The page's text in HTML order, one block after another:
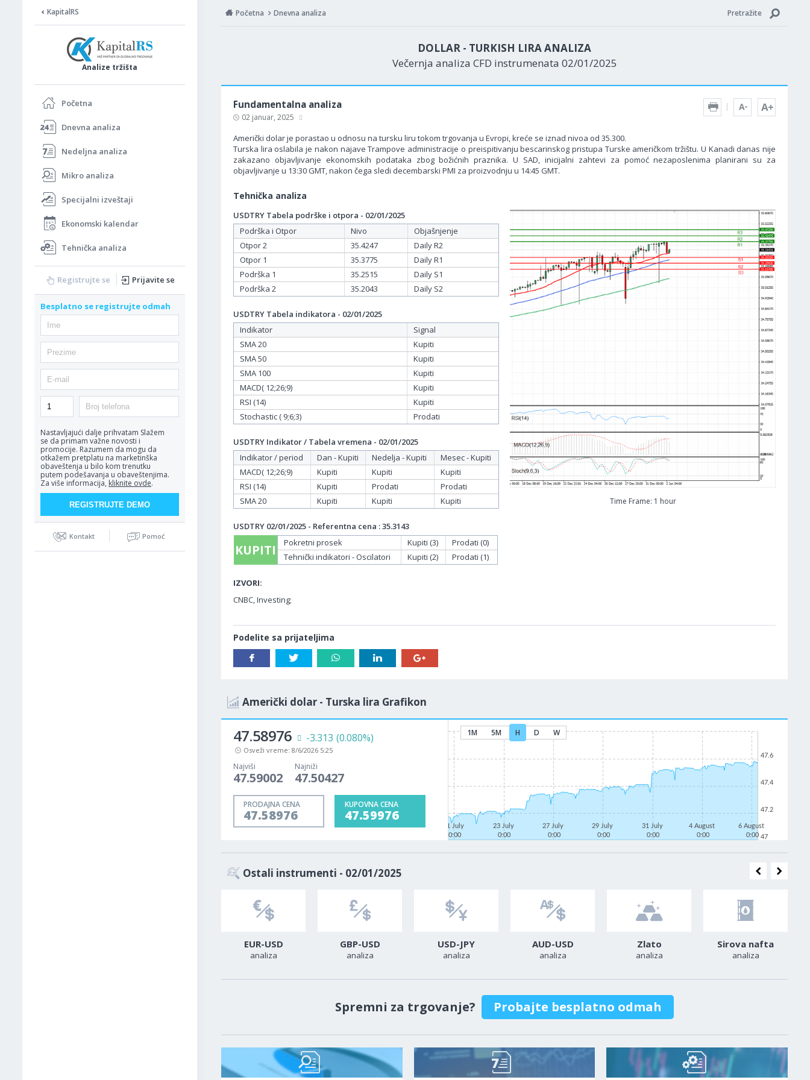
KapitalRS
Analize tržišta
Početna
Dnevna analiza
Nedeljna analiza
Mikro analiza
Specijalni izveštaji
Ekonomski kalendar
Tehnička analiza
Registrujte se Prijavite se
Besplatno se registrujte odmah
Nastavljajući dalje prihvatam Slažem
se da primam važne novosti i
promocije. Razumem da mogu da
otkažem pretplatu na marketinška
obaveštenja u bilo kom trenutku
putem podešavanja u obaveštenjima.
Za više informacija, kliknite ovde.
Kontakt Pomoć
Početna Dnevna analiza Pretražite
DOLLAR - TURKISH LIRA ANALIZA
Večernja analiza CFD instrumenata 02/01/2025
Fundamentalna analiza
02 januar, 2025
Američki dolar je porastao u odnosu na tursku liru tokom trgovanja u Evropi, kreće se iznad nivoa od 35.300.
Turska lira oslabila je nakon najave Trampove administracije o preispitivanju bescarinskog pristupa Turske američkom tržištu. U Kanadi danas nije
zakazano objavljivanje ekonomskih podataka zbog božićnih praznika. U SAD, inicijalni zahtevi za pomoć nezaposlenima planirani su za
objavljivanje u 13:30 GMT, nakon čega sledi decembarski PMI za proizvodnju u 14:45 GMT.
Tehnička analiza
Time Frame: 1 hour
USDTRY Tabela podrške i otpora - 02/01/2025
Podrška i Otpor
Nivo
Objašnjenje
Otpor 2
35.4247
Daily R2
Otpor 1
35.3775
Daily R1
Podrška 1
35.2515
Daily S1
Podrška 2
35.2043 Daily S2
USDTRY Tabela indikatora - 02/01/2025
Indikator
Signal
SMA 20
Kupiti
SMA 50
Kupiti
SMA 100
Kupiti
MACD( 12;26;9)
Kupiti
RSI (14)
Kupiti
Stochastic ( 9;6;3)
Prodati
USDTRY Indikator / Tabela vremena - 02/01/2025
Indikator / period
Dan - Kupiti Nedelja - Kupiti
Mesec - Kupiti
MACD( 12;26;9)
Kupiti Kupiti
Kupiti
RSI (14)
Kupiti Prodati
Prodati
SMA 20
Kupiti Kupiti Kupiti
USDTRY 02/01/2025 - Referentna cena : 35.3143
KUPITI Pokretni prosek Kupiti (3)
Prodati (0)
Tehnički indikatori - Oscilatori
Kupiti (2) Prodati (1)
IZVORI:
CNBC, Investing;
Podelite sa prijateljima
Američki dolar - Turska lira Grafikon
47.58976 -3.313 (0.080%)
Osveži vreme: 8/6/2026 5:25
Najviši
47.59002
Najniži
47.50427
PRODAJNA CENA
47.58976
KUPOVNA CENA
47.59976
1M 5M H D W
21 July
0:00
23 July
0:00
27 July
0:00
29 July
0:00
31 July
0:00
4 August
0:00
6 August
0:00 47
47.2
47.4
47.6
Ostali instrumenti - 02/01/2025
EUR-USD
analiza
GBP-USD
analiza
USD-JPY
analiza
AUD-USD
analiza
Zlato
analiza
Sirova nafta
analiza
Spremni za trgovanje? Probajte besplatno odmah